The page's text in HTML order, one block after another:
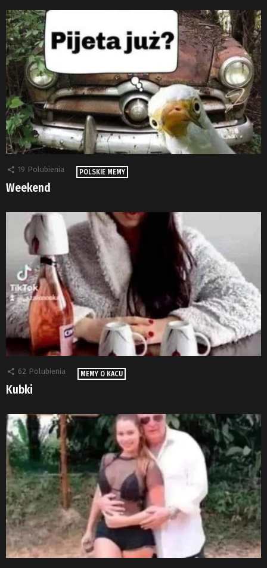
19 Polubienia POLSKIE MEMY
Weekend
62 Polubienia MEMY O KACU
Kubki